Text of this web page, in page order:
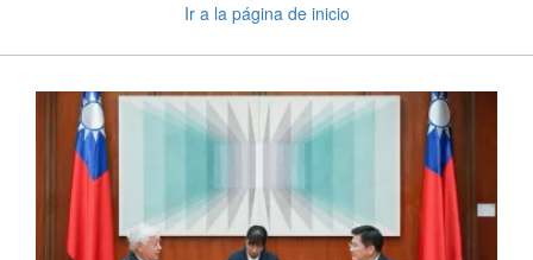
Ir a la página de inicio